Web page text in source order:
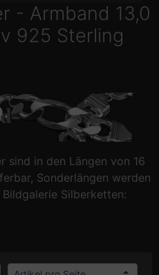
- Armband 13,0
925 Sterling
sind in den Längen von 16
Sonderlängen werden
Silberketten: